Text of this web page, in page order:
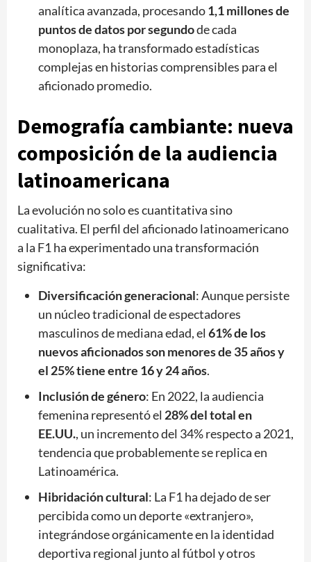
analítica avanzada, procesando1,1 millones de
puntos de datos por segundode cada
monoplaza, ha transformado estadísticas
complejas en historias comprensibles para el
aficionado promedio.
Demografía cambiante: nueva
composición de la audiencia
latinoamericana
La evolución no solo es cuantitativa sino
cualitativa. El perfil del aficionado latinoamericano
a la F1 ha experimentado una transformación
significativa:
Diversificación generacional: Aunque persiste
un núcleo tradicional de espectadores
masculinos de mediana edad, el 61% de los
nuevos aficionados son menores de 35 años y
el 25% tiene entre 16 y 24 años.
Inclusión de género: En 2022, la audiencia
femenina representó el 28% del total en
EE.UU., un incremento del 34% respecto a 2021,
tendencia que probablemente se replica en
Latinoamérica.
Hibridación cultural: La F1 ha dejado de ser
percibida como un deporte «extranjero»,
integrándose orgánicamente en la identidad
deportiva regional junto al fútbol y otros